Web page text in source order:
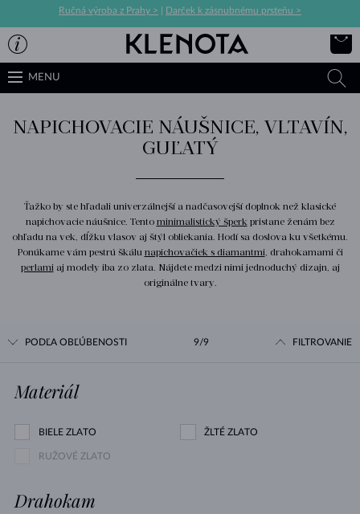
Ručná výroba z Prahy > Darček k zásnubnému prsteňu >
MENU
NAPICHOVACIE NÁUŠNICE, VLTAVÍN,
GUĽATÝ
Ťažko by ste hľadali univerzálnejší a nadčasovejší doplnok než klasické
napichovacie náušnice. Tento minimalistický šperkpristane ženám bez
ohľadu na vek, dĺžku vlasov aj štýl obliekania. Hodí sa doslova ku všetkému.
Ponúkame vám pestrú škálu napichovačiek s diamantmi, drahokamami či
perlamiaj modely iba zo zlata. Nájdete medzi nimi jednoduchý dizajn, aj
originálne tvary.
PODĽA OBĽÚBENOSTI 9/9 FILTROVANIE
Materiál
BIELE ZLATO ŽLTÉ ZLATO
RUŽOVÉ ZLATO
Drahokam